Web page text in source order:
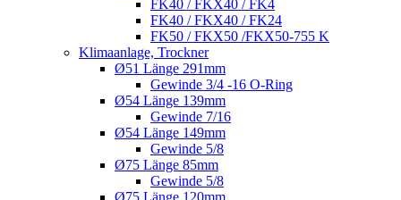
FK40 / FKX40 / FK4
FK40 / FKX40 / FK24
FK50 / FKX50 /FKX50-755 K
Klimaanlage, Trockner
Ø51 Länge 291mm
Gewinde 3/4 -16 O-Ring
Ø54 Länge 139mm
Gewinde 7/16
Ø54 Länge 149mm
Gewinde 5/8
Ø75 Länge 85mm
Gewinde 5/8
Ø75 Länge 120mm